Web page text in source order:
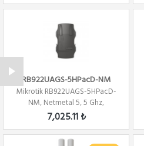
RB922UAGS-5HPacD-NM
Mikrotik RB922UAGS-5HPacD-
NM, Netmetal 5, 5 Ghz,
802.11ac, 2x2 Mim...
7,025.11 ₺